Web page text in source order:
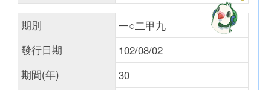
期別
一○二甲九
發行日期
102/08/02
期間(年)
30